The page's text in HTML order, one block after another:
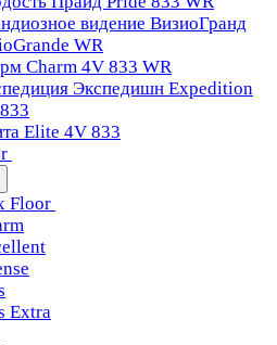
видение ВизиоГранд
WR
Charm 4V 833 WR
Экспедишн Expedition
Elite 4V 833
Floor
Extra